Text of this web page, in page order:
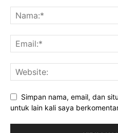
Simpan nama, email, dan
untuk lain kali saya